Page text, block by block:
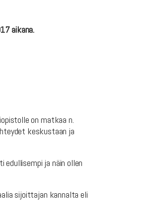
aikana.
on matkaa n.
keskustaan ja
ja näin ollen
sijoittajan kannalta eli